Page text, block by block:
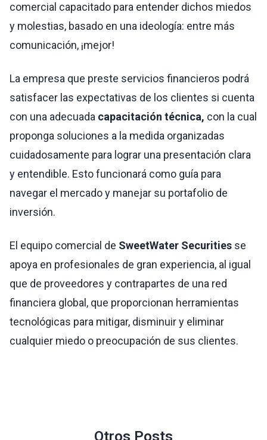
comercial capacitado para entender dichos miedos
y molestias, basado en una ideología: entre más
comunicación, ¡mejor!
La empresa que preste servicios financieros podrá
satisfacer las expectativas de los clientes si cuenta
con una adecuada capacitación técnica, con la cual
proponga soluciones a la medida organizadas
cuidadosamente para lograr una presentación clara
y entendible. Esto funcionará como guía para
navegar el mercado y manejar su portafolio de
inversión.
El equipo comercial de SweetWater Securities se
apoya en profesionales de gran experiencia, al igual
que de proveedores y contrapartes de una red
financiera global, que proporcionan herramientas
tecnológicas para mitigar, disminuir y eliminar
cualquier miedo o preocupación de sus clientes.
Otros Posts